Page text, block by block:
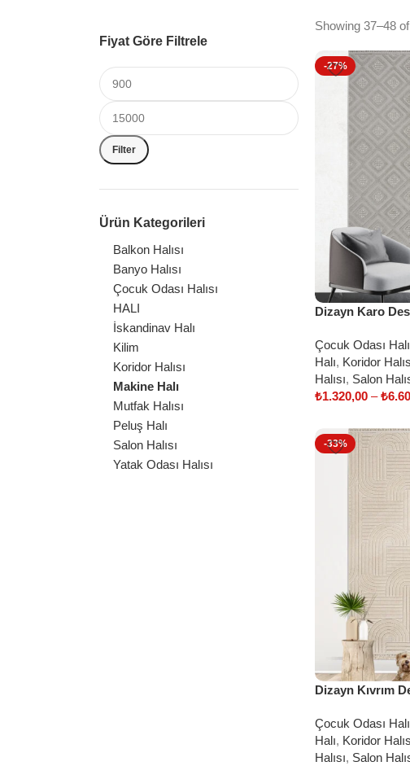
Fiyat Göre Filtrele
Filter
Ürün Kategorileri
Balkon Halısı
Banyo Halısı
Çocuk Odası Halısı
HALI
İskandinav Halı
Kilim
Koridor Halısı
Makine Halı
Mutfak Halısı
Peluş Halı
Salon Halısı
Yatak Odası Halısı
Showing 37–48
-27%
Dizayn Karo
Çocuk Odası
Halı, Koridor
Halısı, Salon
₺1.320,00 –₺
-33%
Dizayn Kıvrım
Çocuk Odası
Halı, Koridor
Halısı, Salon